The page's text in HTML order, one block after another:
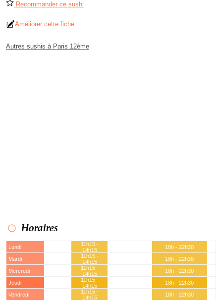
Recommander ce sushi
Améliorer cette fiche
Autres sushis à Paris 12ème
Horaires
Lundi
11h15 -
14h15
18h - 22h30
Mardi
11h15 -
14h15
18h - 22h30
Mercredi
11h15 -
14h15
18h - 22h30
Jeudi
11h15 -
14h15
18h - 22h30
Vendredi
11h15 -
14h15
18h - 22h30